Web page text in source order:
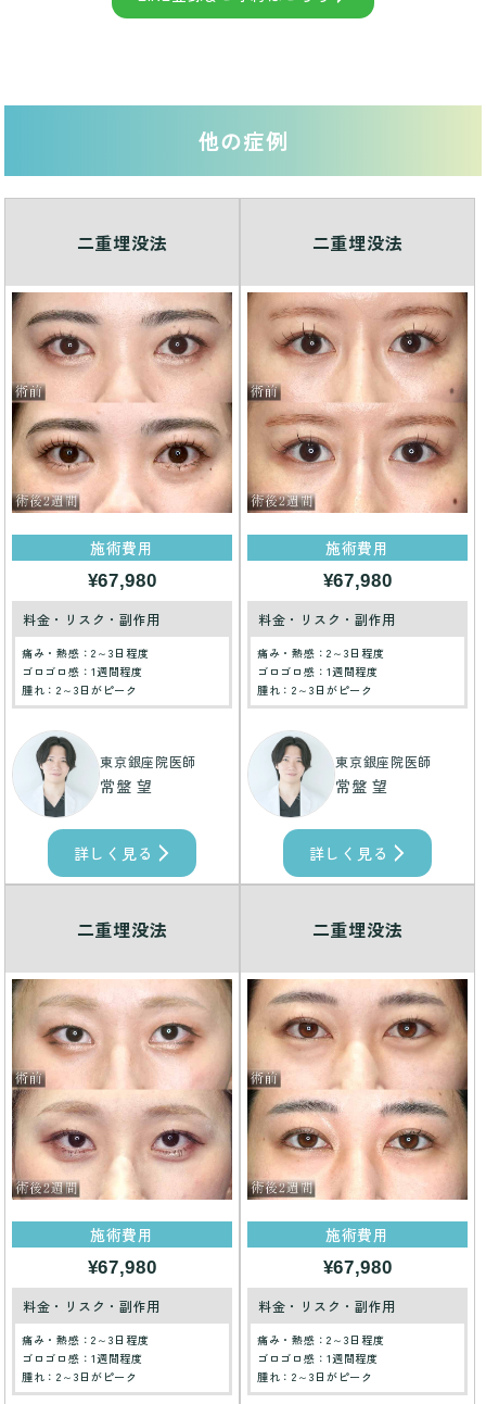
他の症例
二重埋没法
施術費用
¥67,980
料金・リスク・副作用
痛み・熱感：2～3日程度
ゴロゴロ感：1週間程度
腫れ：2～3日がピーク
東京銀座院医師
常盤 望
詳しく見る
二重埋没法
施術費用
¥67,980
料金・リスク・副作用
痛み・熱感：2～3日程度
ゴロゴロ感：1週間程度
腫れ：2～3日がピーク
東京銀座院医師
常盤 望
詳しく見る
二重埋没法
施術費用
¥67,980
料金・リスク・副作用
痛み・熱感：2～3日程度
ゴロゴロ感：1週間程度
腫れ：2～3日がピーク
二重埋没法
施術費用
¥67,980
料金・リスク・副作用
痛み・熱感：2～3日程度
ゴロゴロ感：1週間程度
腫れ：2～3日がピーク